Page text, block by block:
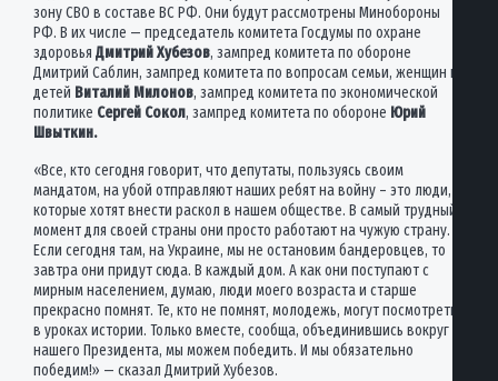
зону СВО в составе ВС РФ. Они будут рассмотрены Минобороны
РФ. В их числе — председатель комитета Госдумы по охране
здоровья Дмитрий Хубезов, зампред комитета по обороне
Дмитрий Саблин, зампред комитета по вопросам семьи, женщин и
детей Виталий Милонов, зампред комитета по экономической
политике Сергей Сокол, зампред комитета по обороне Юрий
Швыткин.
«Все, кто сегодня говорит, что депутаты, пользуясь своим
мандатом, на убой отправляют наших ребят на войну – это люди,
которые хотят внести раскол в нашем обществе. В самый трудный
момент для своей страны они просто работают на чужую страну.
Если сегодня там, на Украине, мы не остановим бандеровцев, то
завтра они придут сюда. В каждый дом. А как они поступают с
мирным населением, думаю, люди моего возраста и старше
прекрасно помнят. Те, кто не помнят, молодежь, могут посмотреть
в уроках истории. Только вместе, сообща, объединившись вокруг
нашего Президента, мы можем победить. И мы обязательно
победим!» — сказал Дмитрий Хубезов.